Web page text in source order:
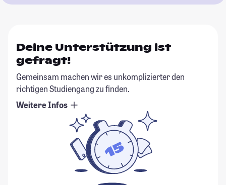
Deine Unterstützung ist
gefragt!
Gemeinsam machen wir es unkomplizierter den
richtigen Studiengang zu finden.
Weitere Infos